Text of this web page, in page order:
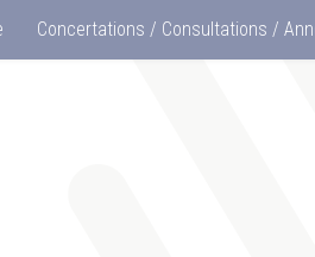
Concertations / Consultations /